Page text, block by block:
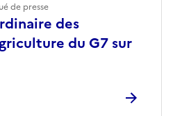
des
du G7 sur
de presse